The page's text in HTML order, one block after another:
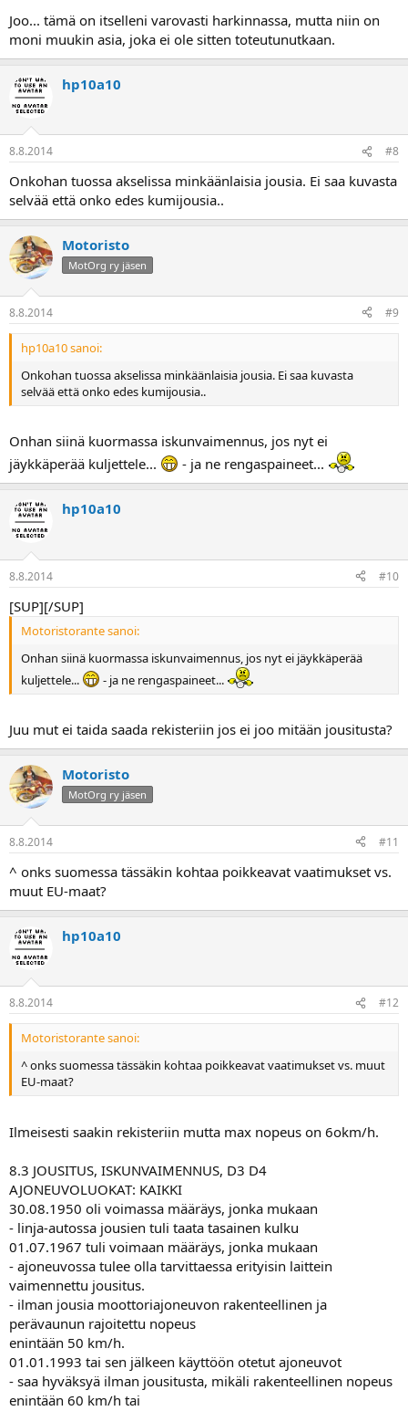
Joo... tämä on itselleni varovasti harkinnassa, mutta niin on
moni muukin asia, joka ei ole sitten toteutunutkaan.
hp10a10
8.8.2014 #8
Onkohan tuossa akselissa minkäänlaisia jousia. Ei saa kuvasta
selvää että onko edes kumijousia..
Motoristo
MotOrg ry jäsen
8.8.2014 #9
hp10a10 sanoi:
Onkohan tuossa akselissa minkäänlaisia jousia. Ei saa kuvasta
selvää että onko edes kumijousia..
Onhan siinä kuormassa iskunvaimennus, jos nyt ei
jäykkäperää kuljettele...
- ja ne rengaspaineet...
hp10a10
8.8.2014 #10
[SUP][/SUP]
Motoristorante sanoi:
Onhan siinä kuormassa iskunvaimennus, jos nyt ei jäykkäperää
kuljettele...
- ja ne rengaspaineet...
Juu mut ei taida saada rekisteriin jos ei joo mitään jousitusta?
Motoristo
MotOrg ry jäsen
8.8.2014 #11
^ onks suomessa tässäkin kohtaa poikkeavat vaatimukset vs.
muut EU-maat?
hp10a10
8.8.2014 #12
Motoristorante sanoi:
^ onks suomessa tässäkin kohtaa poikkeavat vaatimukset vs. muut
EU-maat?
Ilmeisesti saakin rekisteriin mutta max nopeus on 6okm/h.
8.3 JOUSITUS, ISKUNVAIMENNUS, D3 D4
AJONEUVOLUOKAT: KAIKKI
30.08.1950 oli voimassa määräys, jonka mukaan
- linja-autossa jousien tuli taata tasainen kulku
01.07.1967 tuli voimaan määräys, jonka mukaan
- ajoneuvossa tulee olla tarvittaessa erityisin laittein
vaimennettu jousitus.
- ilman jousia moottoriajoneuvon rakenteellinen ja
perävaunun rajoitettu nopeus
enintään 50 km/h.
01.01.1993 tai sen jälkeen käyttöön otetut ajoneuvot
- saa hyväksyä ilman jousitusta, mikäli rakenteellinen nopeus
enintään 60 km/h tai